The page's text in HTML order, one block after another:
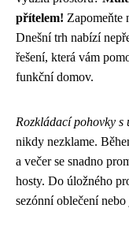
přítelem! Zapomeňte
Dnešní trh nabízí
řešení, která vám
funkční domov.
Rozkládací pohovky s
nikdy nezklame.
a večer se snadno
hosty. Do úložného
sezónní oblečení